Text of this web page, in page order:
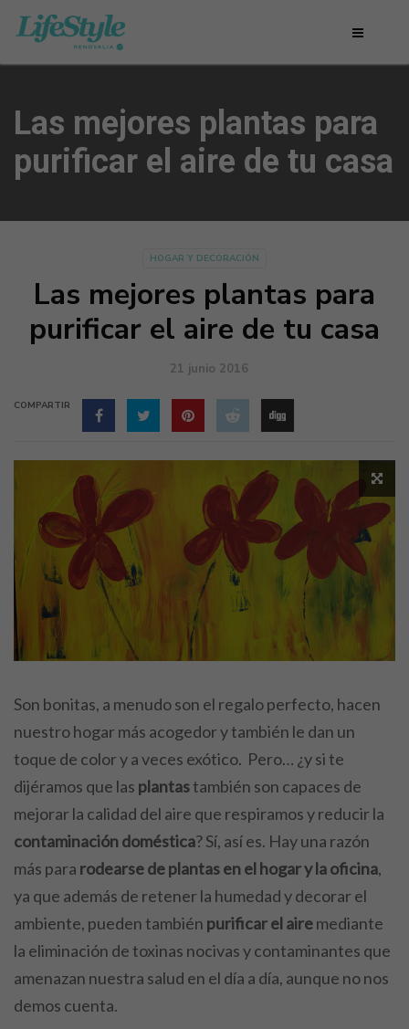
Las mejores plantas para
purificar el aire de tu casa
HOGAR Y DECORACIÓN
Las mejores plantas para
purificar el aire de tu casa
21 junio 2016
COMPARTIR
Son bonitas, a menudo son el regalo perfecto, hacen
nuestro hogar más acogedor y también le dan un
toque de color y a veces exótico. Pero… ¿y si te
dijéramos que las plantastambién son capaces de
mejorar la calidad del aire que respiramos y reducir la
contaminación doméstica?Sí, así es. Hay una razón
más para rodearse de plantas en el hogar y la oficina,
ya que además de retener la humedad y decorar el
ambiente, pueden también purificar el airemediante
la eliminación de toxinas nocivas y contaminantes que
amenazan nuestra salud en el día a día, aunque no nos
demos cuenta.